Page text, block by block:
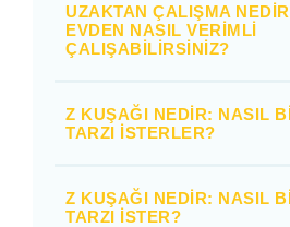
UZAKTAN ÇALIŞMA
EVDEN NASIL VERIMLI
ÇALIŞABILIRSINIZ?
Z KUŞAĞI NEDIR: NASIL
TARZI İSTERLER?
Z KUŞAĞI NEDIR: NASIL
TARZI İSTER?